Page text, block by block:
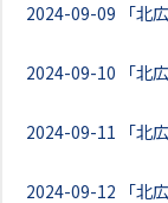
2024-09-09 「北
2024-09-10 「北
2024-09-11 「北
2024-09-12 「北